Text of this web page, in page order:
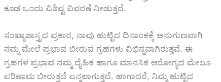
ಕೂಡ ಒಂದು ವಿಶಿಷ್ಟ ವಿವರಣೆ ನೀಡುತ್ತದೆ.
ಸಂಖ್ಯಾಶಾಸ್ತ್ರದ ಪ್ರಕಾರ, ನಾವು ಹುಟ್ಟಿದ ದಿನಾಂಕಕ್ಕೆ ಅನುಗುಣವಾಗಿ
ನಮ್ಮ ಮೇಲೆ ಪ್ರಭಾವ ಬೀರುವ ಗ್ರಹಗಳು ವಿಭಿನ್ನವಾಗಿರುತ್ತವೆ. ಈ
ಗ್ರಹಗಳ ಪ್ರಭಾವ ನಮ್ಮ ದೈಹಿಕ ಹಾಗೂ ಮಾನಸಿಕ ಆರೋಗ್ಯದ ಮೇಲೂ
ಪರಿಣಾಮ ಬೀರುತ್ತದೆ ಎನ್ನಲಾಗುತ್ತದೆ. ಹಾಗಾದರೆ, ನಿಮ್ಮ ಹುಟ್ಟಿದ